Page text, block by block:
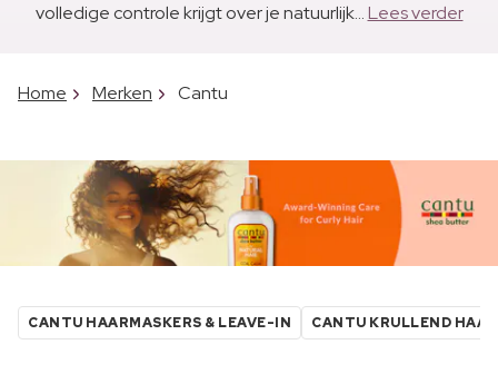
volledige controle krijgt over je natuurlijk...Lees verder
Home Merken Cantu
CANTU HAARMASKERS & LEAVE-IN CANTU KRULLEND HAAR